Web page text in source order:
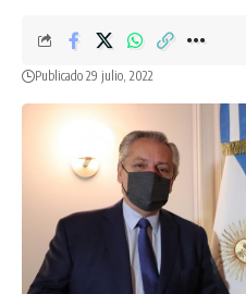
Publicado 29 julio, 2022